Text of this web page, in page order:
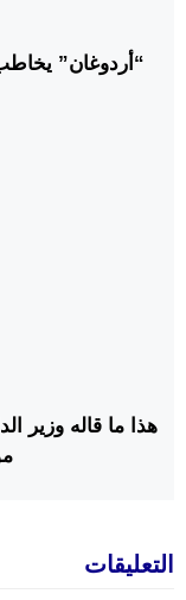
“أردوغان”
هذا ما قاله وزير
التعليقات